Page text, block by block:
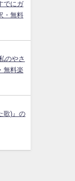
でにガ
・無料
のやさ
無料楽
歌)』の